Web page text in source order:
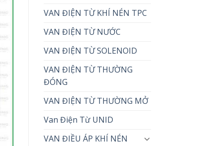
VAN ĐIỆN TỪ KHÍ NÉN TPC
VAN ĐIỆN TỪ NƯỚC
VAN ĐIỆN TỪ SOLENOID
VAN ĐIỆN TỪ THƯỜNG
ĐÓNG
VAN ĐIỆN TỪ THƯỜNG MỞ
Van Điện Từ UNID
VAN ĐIỀU ÁP KHÍ NÉN